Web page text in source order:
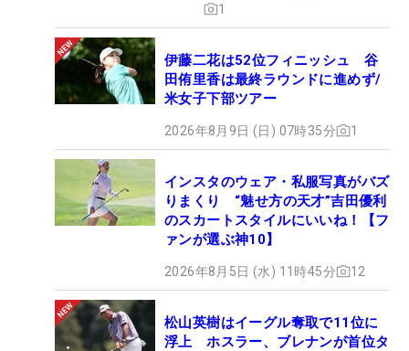
1
伊藤二花は52位フィニッシュ 谷
田侑里香は最終ラウンドに進めず/
米女子下部ツアー
2026年8月9日 (日) 07時35分 1
インスタのウェア・私服写真がバズ
りまくり “魅せ方の天才”吉田優利
のスカートスタイルにいいね！【フ
ァンが選ぶ神10】
2026年8月5日 (水) 11時45分 12
松山英樹はイーグル奪取で11位に
浮上 ホスラー、ブレナンが首位タ